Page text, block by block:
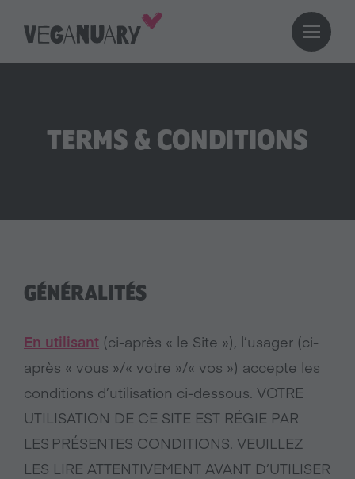
TERMS & CONDITIONS
GÉNÉRALITÉS
En utilisant (ci-après « le Site »), l’usager (ci-
après « vous »/« votre »/« vos ») accepte les
conditions d’utilisation ci-dessous. VOTRE
UTILISATION DE CE SITE EST RÉGIE PAR
LES PRÉSENTES CONDITIONS. VEUILLEZ
LES LIRE ATTENTIVEMENT AVANT D’UTILISER